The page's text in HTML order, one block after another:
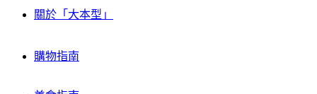
關於「大本型」
購物指南